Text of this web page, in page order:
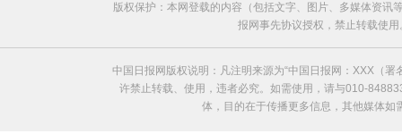
版权保护：本网登载的内容（包括文字、图片、多媒体资
报网事先协议授权，禁止转载使
中国日报网版权说明：凡注明来源为“中国日报网：XXX（
许禁止转载、使用，违者必究。如需使用，请与010-
体，目的在于传播更多信息，其他媒体